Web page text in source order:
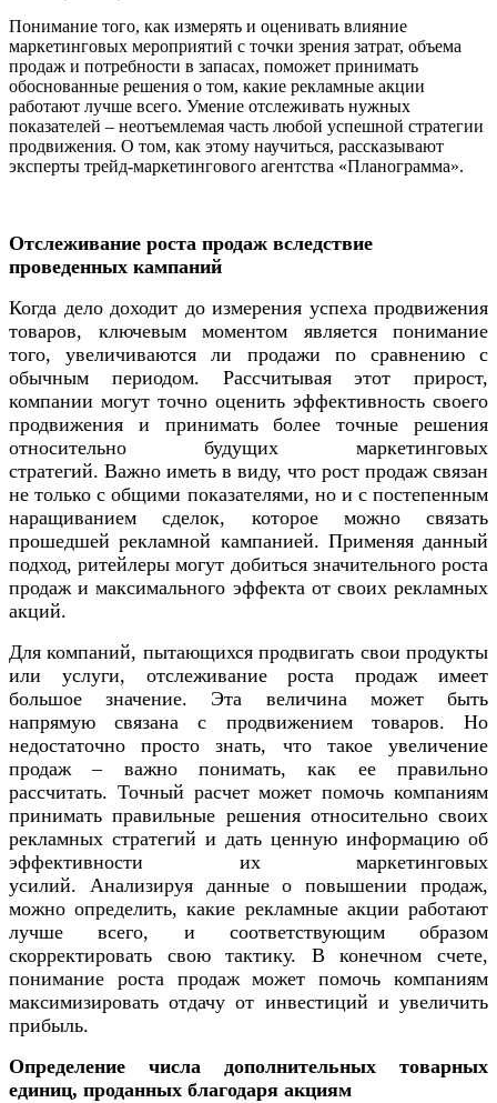
Понимание того, как измерять и оценивать влияние
маркетинговых мероприятий с точки зрения затрат, объема
продаж и потребности в запасах, поможет принимать
обоснованные решения о том, какие рекламные акции
работают лучше всего. Умение отслеживать нужных
показателей – неотъемлемая часть любой успешной стратегии
продвижения. О том, как этому научиться, рассказывают
эксперты трейд-маркетингового агентства «Планограмма».
Отслеживание роста продаж вследствие
проведенных кампаний
Когда дело доходит до измерения успеха продвижения
товаров, ключевым моментом является понимание
того, увеличиваются ли продажи по сравнению с
обычным периодом. Рассчитывая этот прирост,
компании могут точно оценить эффективность своего
продвижения и принимать более точные решения
относительно будущих маркетинговых
стратегий. Важно иметь в виду, что рост продаж связан
не только с общими показателями, но и с постепенным
наращиванием сделок, которое можно связать
прошедшей рекламной кампанией. Применяя данный
подход, ритейлеры могут добиться значительного роста
продаж и максимального эффекта от своих рекламных
акций.
Для компаний, пытающихся продвигать свои продукты
или услуги, отслеживание роста продаж имеет
большое значение. Эта величина может быть
напрямую связана с продвижением товаров. Но
недостаточно просто знать, что такое увеличение
продаж – важно понимать, как ее правильно
рассчитать. Точный расчет может помочь компаниям
принимать правильные решения относительно своих
рекламных стратегий и дать ценную информацию об
эффективности их маркетинговых
усилий. Анализируя данные о повышении продаж,
можно определить, какие рекламные акции работают
лучше всего, и соответствующим образом
скорректировать свою тактику. В конечном счете,
понимание роста продаж может помочь компаниям
максимизировать отдачу от инвестиций и увеличить
прибыль.
Определение числа дополнительных товарных
единиц, проданных благодаря акциям